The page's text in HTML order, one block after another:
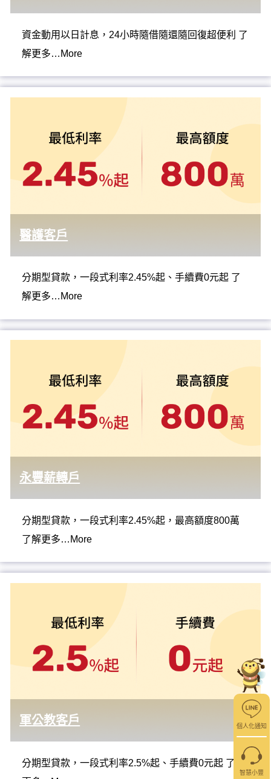
個人化通知
智慧小豐
資金動用以日計息，24小時隨借隨還隨回復超便利 了
解更多…More
醫護客戶
分期型貸款，一段式利率2.45%起、手續費0元起 了
解更多…More
永豐薪轉戶
分期型貸款，一段式利率2.45%起，最高額度800萬
了解更多…More
軍公教客戶
分期型貸款，一段式利率2.5%起、手續費0元起 了解